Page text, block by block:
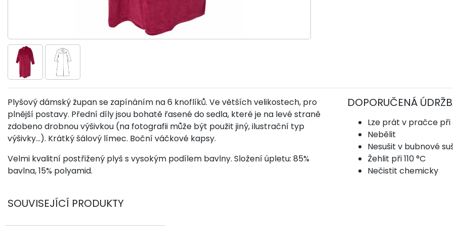
Plyšový dámský župan se zapínáním na 6 knoflíků. Ve větších velikostech, pro
plnější postavy. Přední díly jsou bohatě řasené do sedla, které je na levé straně
zdobeno drobnou výšivkou (na fotografii může být použit jiný, ilustrační typ
výšivky...). Krátký šálový límec. Boční váčkové kapsy.
Velmi kvalitní postřižený plyš s vysokým podílem bavlny. Složení úpletu: 85%
bavlna, 15% polyamid.
DOPORUČENÁ
Lze prát v pračce při
Nebělit
Nesušit v bubnové
Žehlit při 110 °C
Nečistit chemicky
SOUVISEJÍCÍ PRODUKTY